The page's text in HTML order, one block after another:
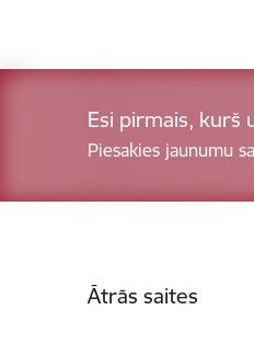
Esi pirmais, kurš
Piesakies jaunumu
Ātrās saites